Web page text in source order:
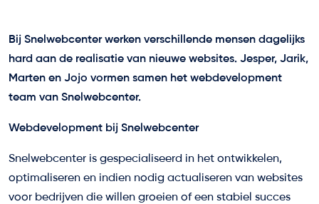
Bij Snelwebcenter werken verschillende mensen dagelijks
hard aan de realisatie van nieuwe websites. Jesper, Jarik,
Marten en Jojo vormen samen het webdevelopment
team van Snelwebcenter.
Webdevelopment bij Snelwebcenter
Snelwebcenter is gespecialiseerd in het ontwikkelen,
optimaliseren en indien nodig actualiseren van websites
voor bedrijven die willen groeien of een stabiel succes